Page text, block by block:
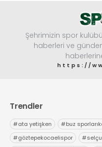
Şehrimizin spor
haberleri ve
https://
Trendler
#ata yetişken #buz
#göztepekocaelispor #